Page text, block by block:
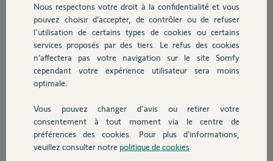
Chauffage
Autres produits
Devis avec un pro
Contact
Participer au fil de discussion
Réponses
Je vous confirme avoir transferer votre tahoma sur le compte
@gmail.com
bonne journée
Nous respectons votre droit à la confidentialité et vous
pouvez choisir d’accepter, de contrôler ou de refuser
l'utilisation de certains types de cookies ou certains
services proposés par des tiers. Le refus des cookies
n’affectera pas votre navigation sur le site Somfy
cependant votre expérience utilisateur sera moins
optimale.
Vous pouvez changer d'avis ou retirer votre
consentement à tout moment via le centre de
préférences des cookies. Pour plus d’informations,
veuillez consulter notre politique de cookies